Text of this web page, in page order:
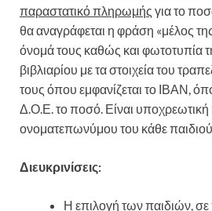
παραστατικό πληρωμής για το
θα αναγράφεται η φράση «μέλος
όνομά τους καθώς και φωτοτυπία
βιβλιαρίου με τα στοιχεία του
τους όπου εμφανίζεται το ΙΒΑΝ,
Δ.Ο.Ε. το ποσό. Είναι
ονοματεπωνύμου του κάθε
Διευκρινίσεις:
Η επιλογή των παιδιών,